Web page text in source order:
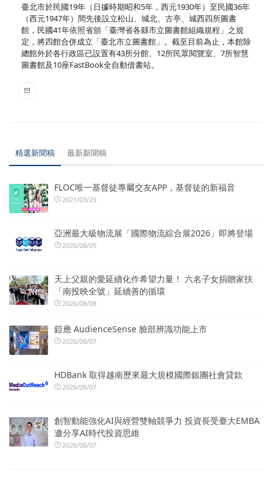
臺北市於民國19年（日據時期昭和5年，西元1930年）至民國36年
（西元1947年）間先後設立松山、城北、古亭、城西四所圖書
館，民國41年依照省頒「臺灣省各縣市立圖書館組織規程」之規
定，將四館合併成立「臺北市立圖書館」。截至目前為止，本館除
總館外於各行政區已設置有43所分館、12所民眾閱覽室、7所智慧
圖書館及10座FastBook全自動借書站。
精選新聞稿 最新新聞稿
FLOC唯一基督徒專屬交友APP，基督徒的新福音
2021/03/29
亞洲最大級物流展「國際物流綜合展2026」即將登場
2026/08/09
天上父親的愛延續化作希望力量！ 六名子女捐贈家扶
「南投映全號」延續善的循環
2026/08/08
鎧應 AudienceSense 臉部辨識功能上市
2026/08/07
HDBank 取得越南歷來最大規模國際銀團社會貸款
2026/08/07
創智動能強化AI與經營雙軸競爭力 投資長受臺大EMBA
邀分享AI時代投資思維
2026/08/07